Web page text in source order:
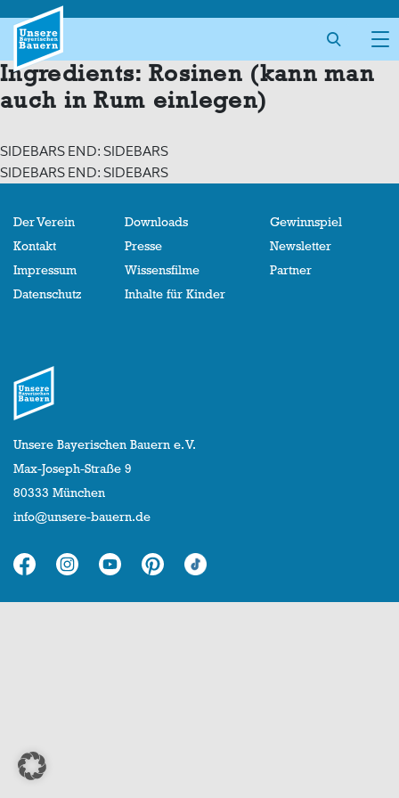
content
Ingredients: Rosinen (kann man
auch in Rum einlegen)
SIDEBARS END: SIDEBARS
SIDEBARS END: SIDEBARS
Der Verein
Kontakt
Impressum
Datenschutz
Downloads
Presse
Wissensfilme
Inhalte für Kinder
Gewinnspiel
Newsletter
Partner
Unsere Bayerischen Bauern e. V.
Max-Joseph-Straße 9
80333 München
info@unsere-bauern.de